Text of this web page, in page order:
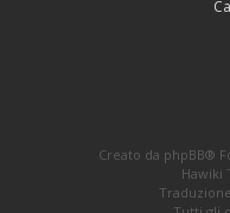
Creato da phpBB®
Hawiki